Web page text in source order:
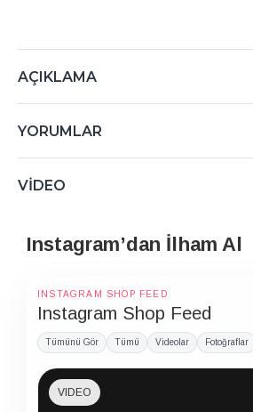
AÇIKLAMA
YORUMLAR
VIDEO
Instagram’dan İlham Al
INSTAGRAM SHOP FEED
Instagram Shop Feed
Tümünü Gör Tümü Videolar Fotoğraflar
VIDEO